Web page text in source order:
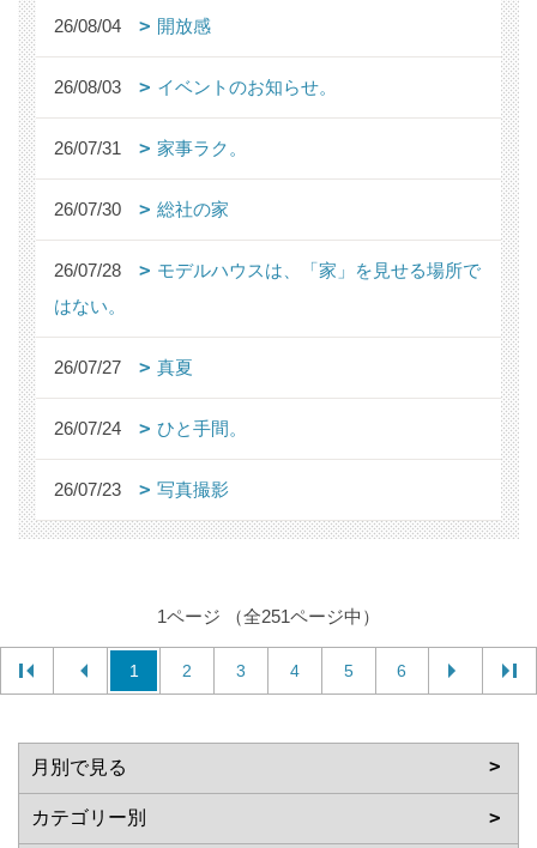
26/08/04 開放感
26/08/03 イベントのお知らせ。
26/07/31 家事ラク。
26/07/30 総社の家
26/07/28
モデルハウスは、「家」を見せる場所で
はない。
26/07/27 真夏
26/07/24 ひと手間。
26/07/23 写真撮影
1ページ （全251ページ中）
1 2 3 4 5 6